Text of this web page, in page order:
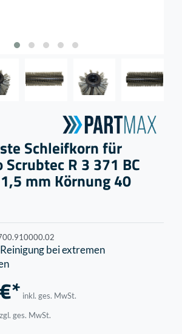
Schleifkorn für
R 3 371 BC
mm Körnung 40
bei extremen
inkl. ges. MwSt.
ges. MwSt.